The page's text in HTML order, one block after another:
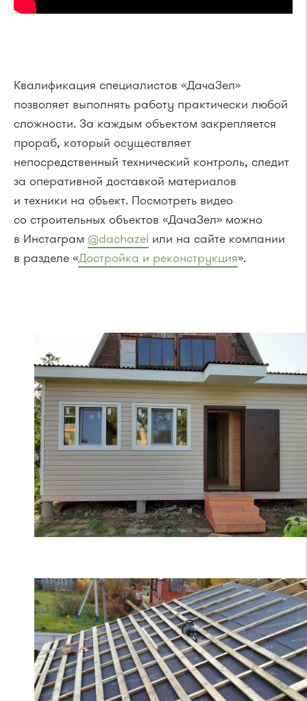
Квалификация специалистов «ДачаЗел»
позволяет выполнять работу практически любой
сложности. За каждым объектом закрепляется
прораб, который осуществляет
непосредственный технический контроль, следит
за оперативной доставкой материалов
и техники на объект. Посмотреть видео
со строительных объектов «ДачаЗел» можно
в Инстаграм @dachazel или на сайте компании
в разделе «Достройка и реконструкция».